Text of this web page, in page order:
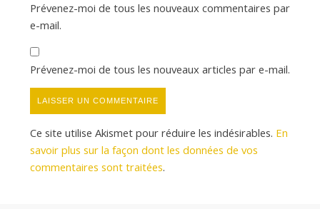
Prévenez-moi de tous les nouveaux commentaires par
e-mail.
Prévenez-moi de tous les nouveaux articles par e-mail.
Ce site utilise Akismet pour réduire les indésirables. En
savoir plus sur la façon dont les données de vos
commentaires sont traitées.